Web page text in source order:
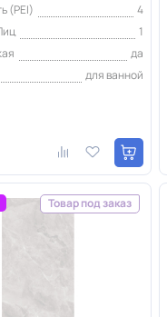
(PEI)
4
1
да
для ванной
Товар под заказ